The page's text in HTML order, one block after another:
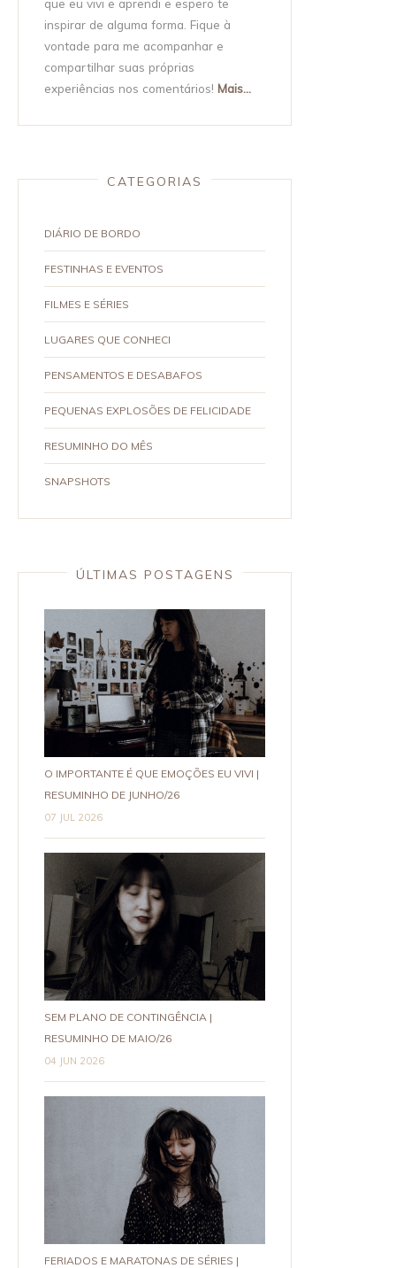
que eu vivi e aprendi e espero te
inspirar de alguma forma. Fique à
vontade para me acompanhar e
compartilhar suas próprias
experiências nos comentários! Mais...
CATEGORIAS
DIÁRIO DE BORDO
FESTINHAS E EVENTOS
FILMES E SÉRIES
LUGARES QUE CONHECI
PENSAMENTOS E DESABAFOS
PEQUENAS EXPLOSÕES DE FELICIDADE
RESUMINHO DO MÊS
SNAPSHOTS
ÚLTIMAS POSTAGENS
O IMPORTANTE É QUE EMOÇÕES EU VIVI |
RESUMINHO DE JUNHO/26
07 JUL 2026
SEM PLANO DE CONTINGÊNCIA |
RESUMINHO DE MAIO/26
04 JUN 2026
FERIADOS E MARATONAS DE SÉRIES |